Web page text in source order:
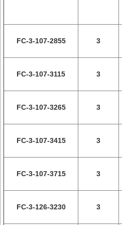
FC-3-107-2855 3
FC-3-107-3115 3
FC-3-107-3265 3
FC-3-107-3415 3
FC-3-107-3715 3
FC-3-126-3230 3